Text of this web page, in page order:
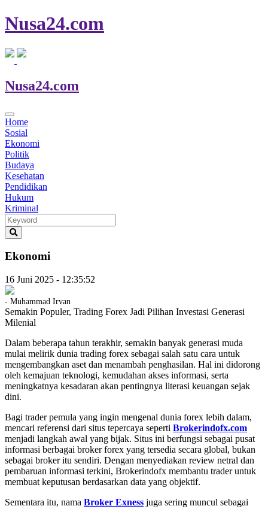
Nusa24.com
Nusa24.com
Home
Sosial
Ekonomi
Politik
Budaya
Kesehatan
Pendidikan
Hukum
Kriminal
Ekonomi
16 Juni 2025 - 12:35:52
- Muhammad Irvan
Semakin Populer, Trading Forex Jadi Pilihan Investasi Generasi
Milenial
Dalam beberapa tahun terakhir, semakin banyak generasi muda
mulai melirik dunia trading forex sebagai salah satu cara untuk
mengembangkan aset dan menambah penghasilan. Hal ini didorong
oleh kemajuan teknologi, kemudahan akses informasi, serta
meningkatnya kesadaran akan pentingnya literasi keuangan sejak
dini.
Bagi trader pemula yang ingin mengenal dunia forex lebih dalam,
mencari referensi dari situs tepercaya seperti Brokerindofx.com
menjadi langkah awal yang bijak. Situs ini berfungsi sebagai pusat
informasi berbagai broker forex yang tersedia secara global, bukan
sebagai broker itu sendiri. Dengan menyediakan review netral dan
pembaruan informasi terkini, Brokerindofx membantu trader untuk
membuat keputusan berdasarkan data yang objektif.
Sementara itu, nama Broker Exness juga sering muncul sebagai